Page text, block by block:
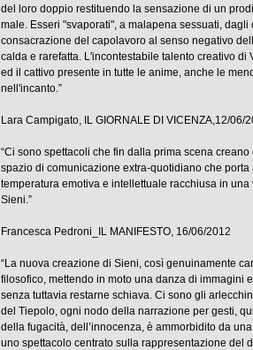
del loro doppio restituendo la sensazione di un
male. Esseri "svaporati", a malapena sessuati,
consacrazione del capolavoro al senso negativo
calda e rarefatta. L'incontestabile talento creativo
ed il cattivo presente in tutte le anime, anche le
nell'incanto.”
Lara Campigato, IL GIORNALE DI VICENZA,12/06/
“Ci sono spettacoli che fin dalla prima scena
spazio di comunicazione extra-quotidiano che
temperatura emotiva e intellettuale racchiusa in una
Sieni.”
Francesca Pedroni_IL MANIFESTO, 16/06/2012
“La nuova creazione di Sieni, così genuinamente
filosofico, mettendo in moto una danza di immagini
senza tuttavia restarne schiava. Ci sono gli
del Tiepolo, ogni nodo della narrazione per gesti,
della fugacità, dell’innocenza, è ammorbidito da
uno spettacolo centrato sulla rappresentazione del